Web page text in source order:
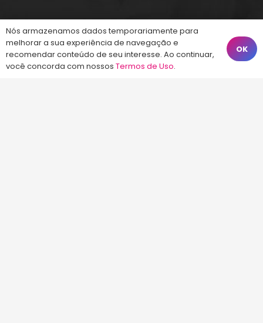
Fale Conosco
Nós armazenamos dados temporariamente para
melhorar a sua experiência de navegação e
recomendar conteúdo de seu interesse. Ao continuar,
você concorda com nossos Termos de Uso.
OK